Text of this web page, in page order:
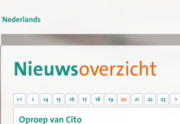
Nieuwsoverzicht
<< < 14 15 16 17 18 19 20 21 22 23 >
Oproep van Cito